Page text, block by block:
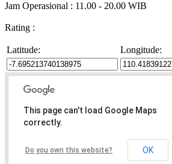
Jam Operasional : 11.00 - 20.00 WIB
Rating :
Latitude: Longitude:
This page can't load Google Maps
correctly.
Do you own this website? OK